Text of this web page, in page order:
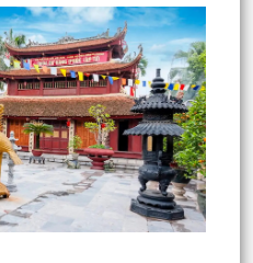
kích phòng, chống thiên tai
TW về những điều Đảng
và hình ảnh Cờ Đảng đúng
cần lưu ý trong thực tiễn.
tổ chức Hội nghị giao ban